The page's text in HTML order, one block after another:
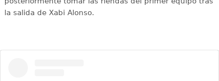
la salida de Xabi Alonso.